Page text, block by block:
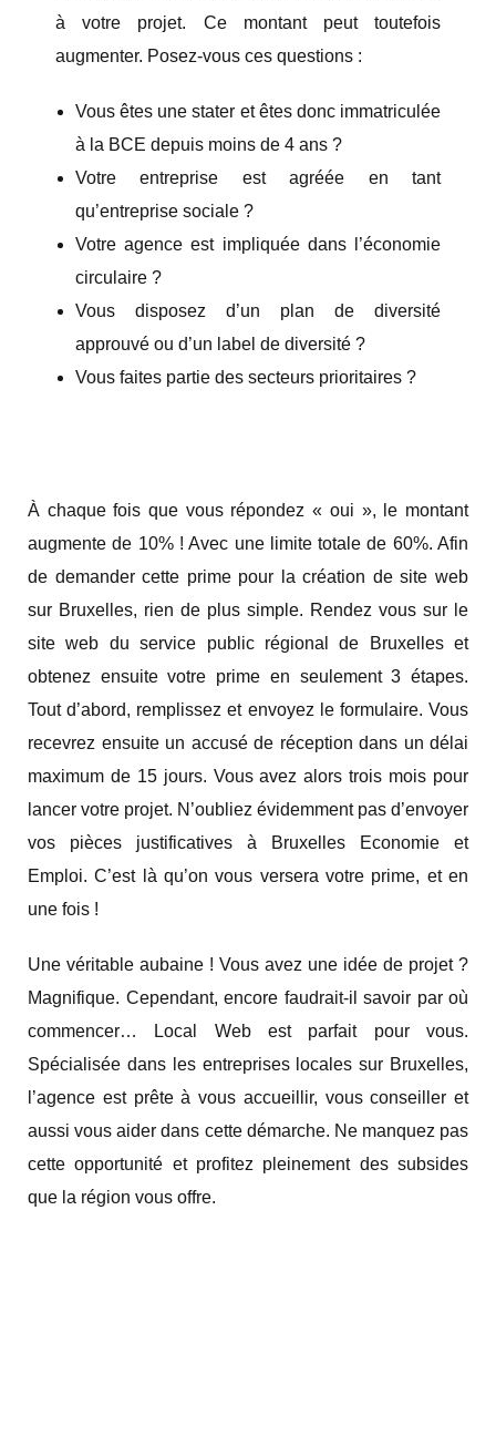
à votre projet. Ce montant peut toutefois
augmenter. Posez-vous ces questions :
Vous êtes une stater et êtes donc immatriculée
à la BCE depuis moins de 4 ans ?
Votre entreprise est agréée en tant
qu’entreprise sociale ?
Votre agence est impliquée dans l’économie
circulaire ?
Vous disposez d’un plan de diversité
approuvé ou d’un label de diversité ?
Vous faites partie des secteurs prioritaires ?
À chaque fois que vous répondez « oui », le montant
augmente de 10% ! Avec une limite totale de 60%. Afin
de demander cette prime pour la création de site web
sur Bruxelles, rien de plus simple. Rendez vous sur le
site web du service public régional de Bruxelles et
obtenez ensuite votre prime en seulement 3 étapes.
Tout d’abord, remplissez et envoyez le formulaire. Vous
recevrez ensuite un accusé de réception dans un délai
maximum de 15 jours. Vous avez alors trois mois pour
lancer votre projet. N’oubliez évidemment pas d’envoyer
vos pièces justificatives à Bruxelles Economie et
Emploi. C’est là qu’on vous versera votre prime, et en
une fois !
Une véritable aubaine ! Vous avez une idée de projet ?
Magnifique. Cependant, encore faudrait-il savoir par où
commencer… Local Web est parfait pour vous.
Spécialisée dans les entreprises locales sur Bruxelles,
l’agence est prête à vous accueillir, vous conseiller et
aussi vous aider dans cette démarche. Ne manquez pas
cette opportunité et profitez pleinement des subsides
que la région vous offre.